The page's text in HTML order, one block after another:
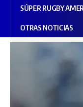
SÚPER RUGBY
OTRAS NOTICIAS